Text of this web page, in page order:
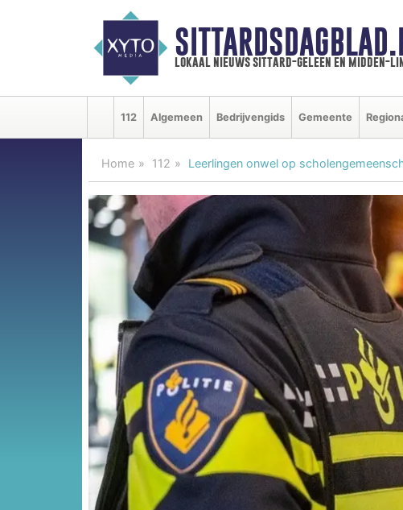
lokaal nieuws sittard-geleen en midden-
112 Algemeen Bedrijvengids Gemeente
Home 112 Leerlingen onwel op